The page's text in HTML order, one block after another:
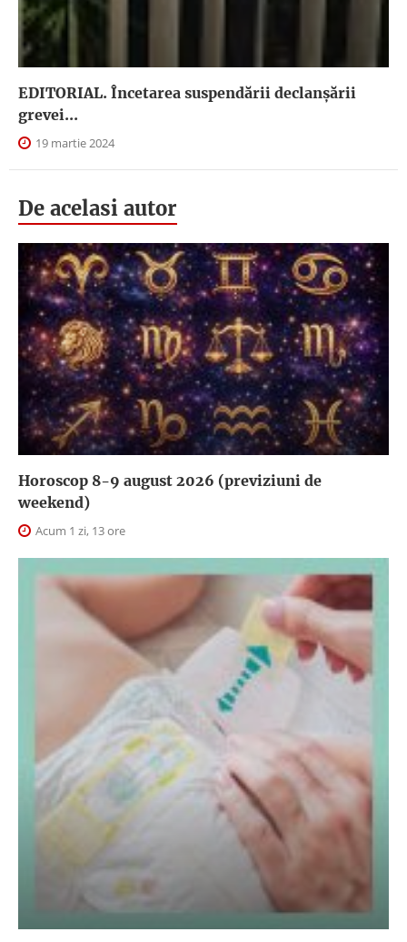
EDITORIAL. Încetarea suspendării declanşării
grevei...
19 martie 2024
De acelasi autor
Horoscop 8-9 august 2026 (previziuni de
weekend)
Acum 1 zi, 13 ore